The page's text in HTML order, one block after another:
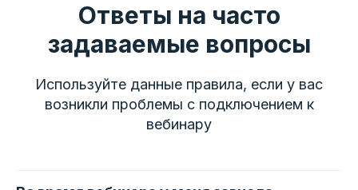
Ответы на часто
задаваемые вопросы
Используйте данные правила, если у вас
возникли проблемы с подключением к
вебинару